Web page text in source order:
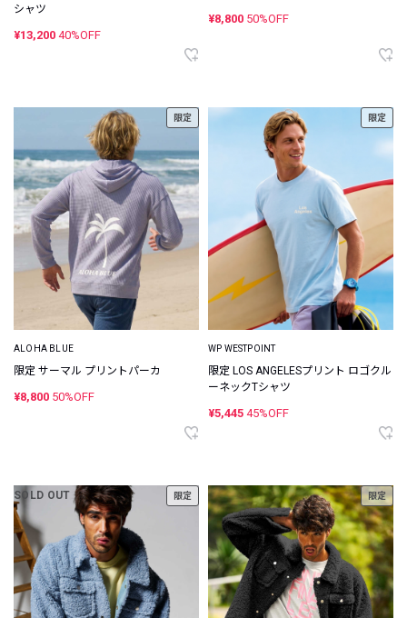
シャツ
¥13,200 40%OFF
¥8,800 50%OFF
限定
ALOHA BLUE
限定 サーマル プリントパーカ
¥8,800 50%OFF
限定
WP WESTPOINT
限定 LOS ANGELESプリント ロゴクル
ーネックTシャツ
¥5,445 45%OFF
SOLD OUT 限定 限定